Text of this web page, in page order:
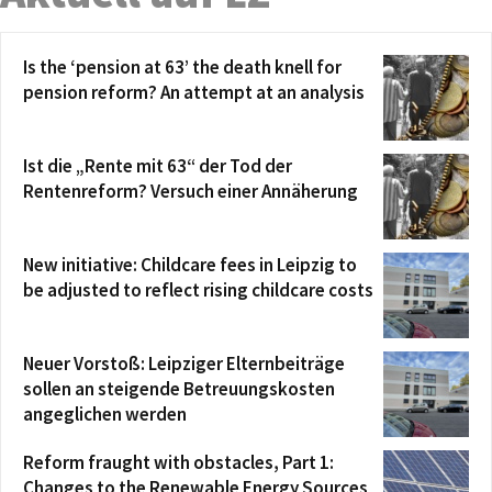
Is the ‘pension at 63’ the death knell for
pension reform? An attempt at an analysis
Ist die „Rente mit 63“ der Tod der
Rentenreform? Versuch einer Annäherung
New initiative: Childcare fees in Leipzig to
be adjusted to reflect rising childcare costs
Neuer Vorstoß: Leipziger Elternbeiträge
sollen an steigende Betreuungskosten
angeglichen werden
Reform fraught with obstacles, Part 1: